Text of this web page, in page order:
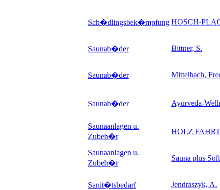
Sch�dlingsbek�mpfung HOSCH-
Saunab�der Bittner, S.
Saunab�der Mittelbach,
Saunab�der Ayurveda-
Saunaanlagen u.
Zubeh�r
HOLZ
Saunaanlagen u.
Zubeh�r
Sauna plus
Sanit�tsbedarf Jendraszyk, A.